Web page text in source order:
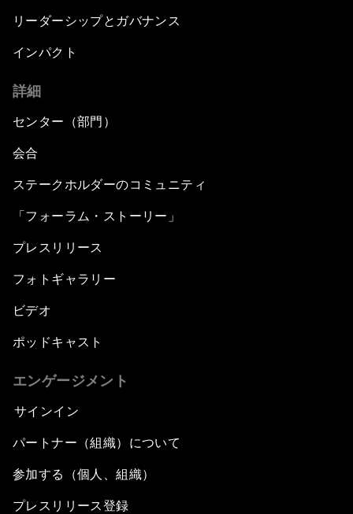
リーダーシップとガバナンス
インパクト
詳細
センター（部門）
会合
ステークホルダーのコミュニティ
「フォーラム・ストーリー」
プレスリリース
フォトギャラリー
ビデオ
ポッドキャスト
エンゲージメント
サインイン
パートナー（組織）について
参加する（個人、組織）
プレスリリース登録